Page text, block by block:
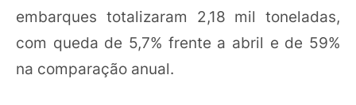
embarques totalizaram 2,18 mil toneladas,
com queda de 5,7% frente a abril e de 59%
na comparação anual.